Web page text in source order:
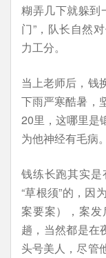
糊弄几下就躲到
门”，队长自然
力工分。
当上老师后，钱
下雨严寒酷暑，
20里，这哪里是
为他神经有毛病。
钱练长跑其实
“草根须”的，因
案要案），案
趟，当然都是在
头号美人，尽管